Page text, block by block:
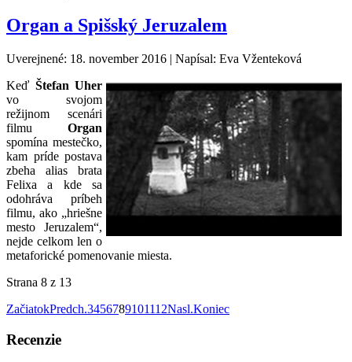
Organ a Spišský Jeruzalem
Uverejnené: 18. november 2016 | Napísal: Eva Vženteková
Keď Štefan Uher
vo svojom
režijnom scenári
filmu Organ
spomína mestečko,
kam príde postava
zbeha alias brata
Felixa a kde sa
odohráva príbeh
filmu, ako „hriešne
mesto Jeruzalem“,
nejde celkom len o
metaforické pomenovanie miesta.
Strana 8 z 13
ZačiatokPredch.3456789101112Nasl.Koniec
Recenzie